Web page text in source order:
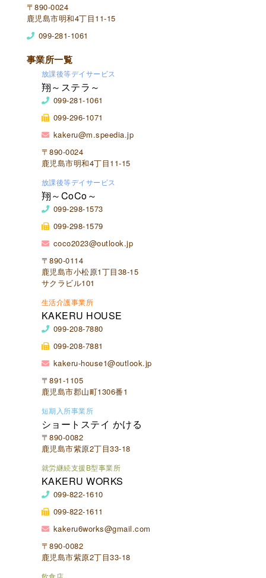
〒890-0024
鹿児島市明和4丁目11-15
099-281-1061
事業所一覧
放課後等デイサービス
翔～ステラ～
099-281-1061
099-296-1071
kakeru@m.speedia.jp
〒890-0024
鹿児島市明和4丁目11-15
放課後等デイサービス
翔～CoCo～
099-298-1573
099-298-1579
coco2023@outlook.jp
〒890-0114
鹿児島市小松原1丁目38-15
サクラビル101
生活介護事業所
KAKERU HOUSE
099-208-7880
099-208-7881
kakeru-house1@outlook.jp
〒891-1105
鹿児島市郡山町1306番1
短期入所事業所
ショートステイ かける
〒890-0082
鹿児島市紫原2丁目33-18
就労継続支援B型事業所
KAKERU WORKS
099-822-1610
099-822-1611
kakeru6works@gmail.com
〒890-0082
鹿児島市紫原2丁目33-18
飲食店